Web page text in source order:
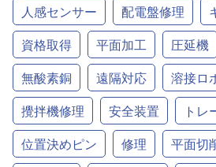
人感センサー
配電盤修理
資格取得
平面加工 圧延機
無酸素銅
遠隔対応
溶接ロ
攪拌機修理
安全装置
トレ
位置決めピン
修理 平面切